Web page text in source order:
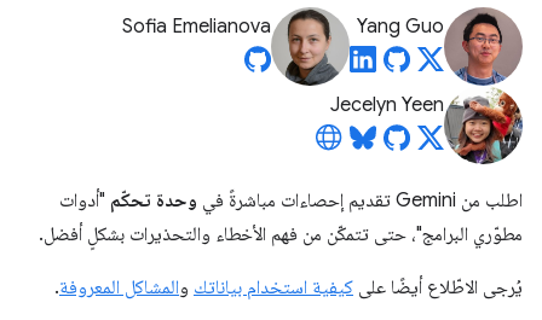
Yang Guo
Sofia Emelianova
Jecelyn Yeen
اطلب من Gemini تقديم إحصاءات مباشرةً في وحدة تحكّم "أدوات
مطوّري البرامج"، حتى تتمكّن من فهم الأخطاء والتحذيرات بشكلٍ أفضل.
يُرجى الاطّلاع أيضًا على كيفية استخدام بياناتك والمشاكل المعروفة.